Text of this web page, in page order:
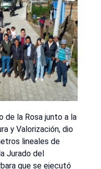
de la Rosa junto a la
y Valorización, dio
lineales de
Jurado del
que se ejecutó